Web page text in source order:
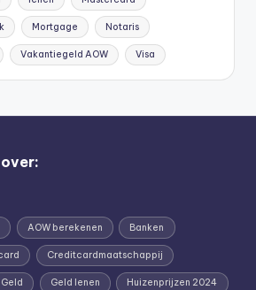
Mortgage Notaris
Vakantiegeld AOW Visa
AOW berekenen Banken
Creditcardmaatschappij
Geld Geld lenen Huizenprijzen 2024